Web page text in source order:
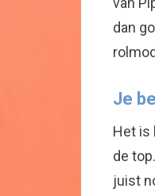
dan
Je
Het is
de
juist